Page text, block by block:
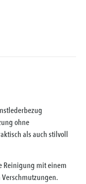
ohne
als auch stilvoll
Reinigung mit einem
Verschmutzungen.